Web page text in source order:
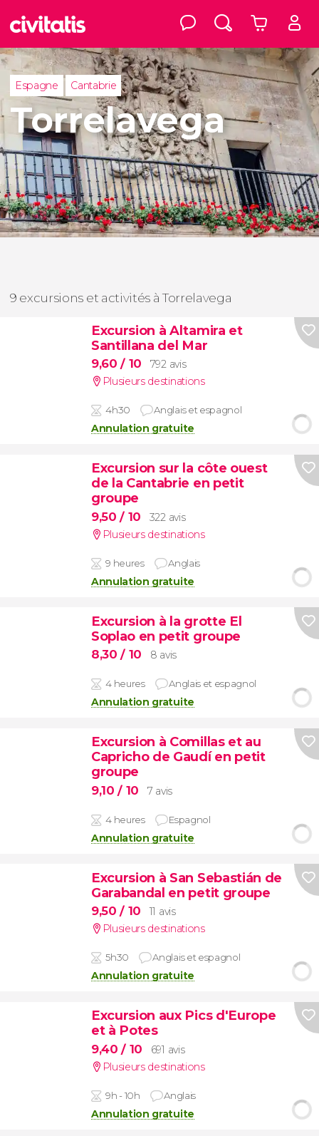
Espagne Cantabrie
Torrelavega
9 excursions et activités à Torrelavega
Excursion à Altamira et
Santillana del Mar
9,60/ 10
792 avis
Plusieurs destinations
4h30 Anglais et espagnol
Annulation gratuite
Excursion sur la côte ouest
de la Cantabrie en petit
groupe
9,50/ 10
322 avis
Plusieurs destinations
9 heures Anglais
Annulation gratuite
Excursion à la grotte El
Soplao en petit groupe
8,30/ 10 8 avis
4 heures Anglais et espagnol
Annulation gratuite
Excursion à Comillas et au
Capricho de Gaudí en petit
groupe
9,10/ 10 7 avis
4 heures Espagnol
Annulation gratuite
Excursion à San Sebastián de
Garabandal en petit groupe
9,50/ 10
11 avis
Plusieurs destinations
5h30 Anglais et espagnol
Annulation gratuite
Excursion aux Pics d'Europe
et à Potes
9,40/ 10
691 avis
Plusieurs destinations
9h - 10h Anglais
Annulation gratuite